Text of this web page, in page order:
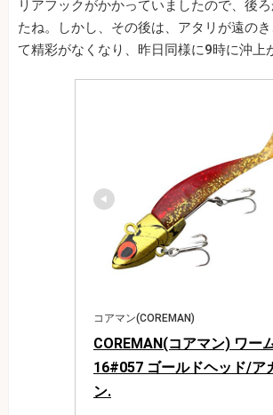
リアフックがかかっていましたので、後
たね。しかし、その後は、アタリが遠の
て精彩がなくなり、昨日同様に9時に沖上
コアマン(COREMAN)
COREMAN(コアマン) ワー
16#057 ゴールドヘッド/ア
ン.